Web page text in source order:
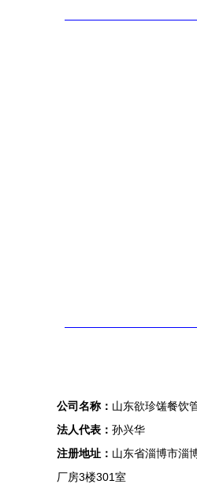
公司名称： 山东欲珍馐餐饮
法人代表： 孙兴华
注册地址： 山东省淄博市淄
厂房3楼301室